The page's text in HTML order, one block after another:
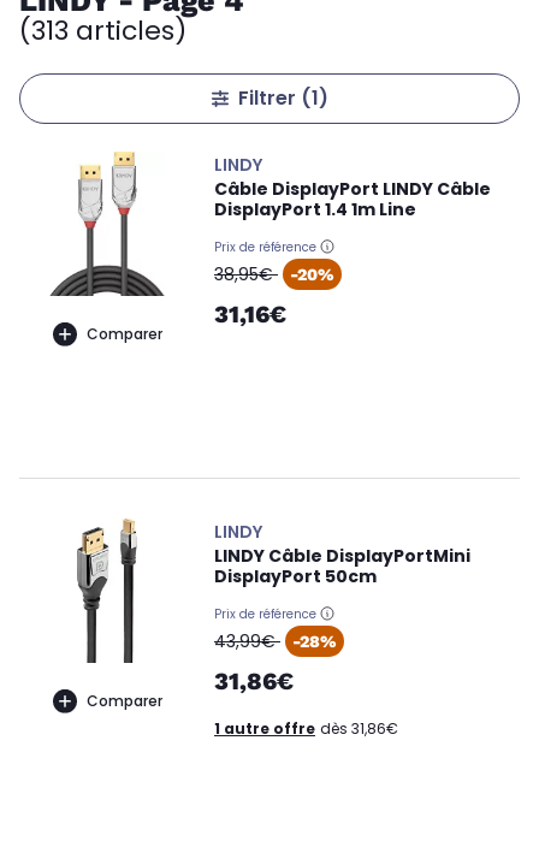
(313 articles)
Filtrer (1)
Comparer
LINDY
Câble DisplayPort LINDY Câble
DisplayPort 1.4 1m Line
Prix de référence
oldPrice
38,95€ -20%
31,16€
Comparer
LINDY
LINDY Câble DisplayPortMini
DisplayPort 50cm
Prix de référence
oldPrice
43,99€ -28%
31,86€
1 autre offre dès 31,86€